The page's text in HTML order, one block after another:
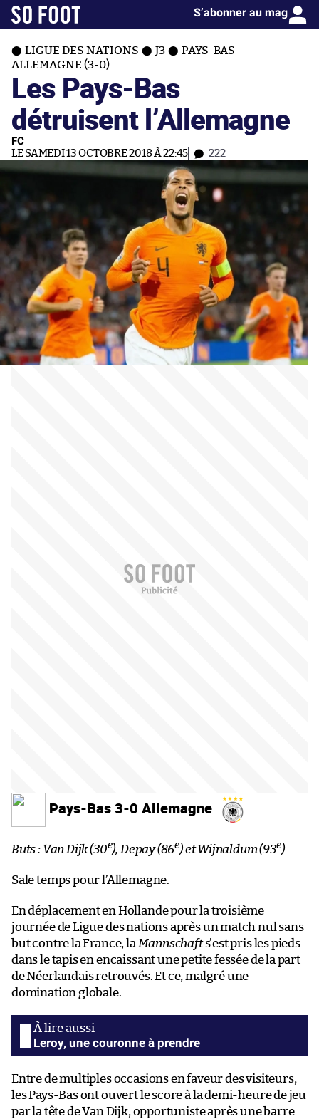
S’abonner au mag
LIGUE DES NATIONS J3
PAYS-BAS-
ALLEMAGNE (3-0)
Les Pays-Bas
détruisent l’Allemagne
FC
LE SAMEDI 13 OCTOBRE 2018 À 22:45 222
Pays-Bas 3-0 Allemagne
Buts : Van Dijk (30e), Depay (86e) et Wijnaldum (93e)
Sale temps pour l’Allemagne.
En déplacement en Hollande pour la troisième
journée de Ligue des nations après un match nul sans
but contre la France, la Mannschafts’est pris les pieds
dans le tapis en encaissant une petite fessée de la part
de Néerlandais retrouvés. Et ce, malgré une
domination globale.
Leroy, une couronne à prendre
Entre de multiples occasions en faveur des visiteurs,
les Pays-Bas ont ouvert le score à la demi-heure de jeu
par la tête de Van Dijk, opportuniste après une barre